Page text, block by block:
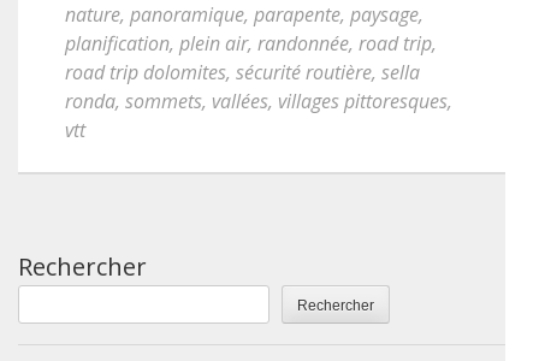
nature, panoramique, parapente, paysage,
planification, plein air, randonnée, road trip,
road trip dolomites, sécurité routière, sella
ronda, sommets, vallées, villages pittoresques,
vtt
Rechercher
Rechercher